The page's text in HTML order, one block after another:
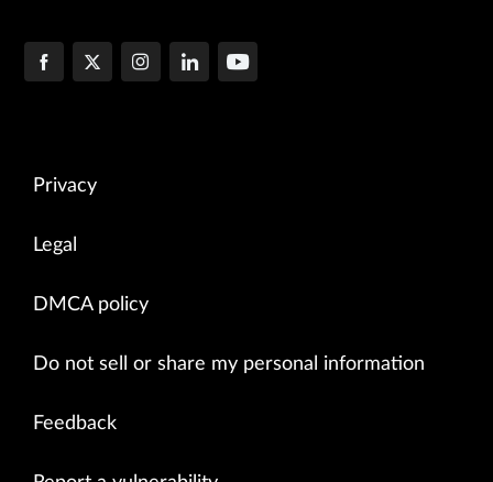
Privacy
Legal
DMCA policy
Do not sell or share my personal information
Feedback